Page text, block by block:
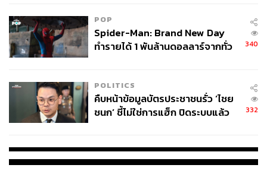
ได้เจอคอนเนกชันดีๆ หลายระดับจนถึงผู้บริหารหมื่นล้าน ก็ได้
นั่งกินข้าวด้วยกัน มีคุยกันบ้าง ผู้บริหารบางคนก็นิสัยดี แต่บาง
คนก็ไม่ ทำให้คิดได้ว่า…
ต้องมีเงินจนล้นแบบเบียดตัวเองทั้งสุขภาพและเวลาดีๆ ที่หาย
ไป เหมือนคำที่บอกว่า ‘ไปนอนโรงแรมที่ดีที่สุดตอนแก่ที่มี
เวลา ก็คงไม่สนุกเท่าได้นอนโรงแรมกลางๆ ตอนหนุ่มที่ยัง
ดังนั้นเมื่อ ‘เงินคือตัววัด วิธีการหาเงินให้ได้มาคือตัวแปร’ เรา
POP
Spider-Man: Brand New Day
ทำรายได้ 1 พันล้านดอลลาร์จากทั่ว
340
POLITICS
คืบหน้าข้อมูลบัตรประชาชนรั่ว ‘ไชย
ชนก’ ชี้ไม่ใช่การแฮ็ก ปิดระบบแล้ว
332